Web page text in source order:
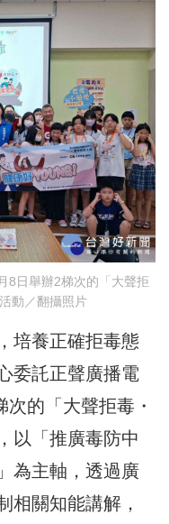
8日舉辦2梯次的「大聲拒
動／翻攝照片
培養正確拒毒態
委託正聲廣播電
的「大聲拒毒・
以「推廣毒防中
為主軸，透過廣
相關知能講解，